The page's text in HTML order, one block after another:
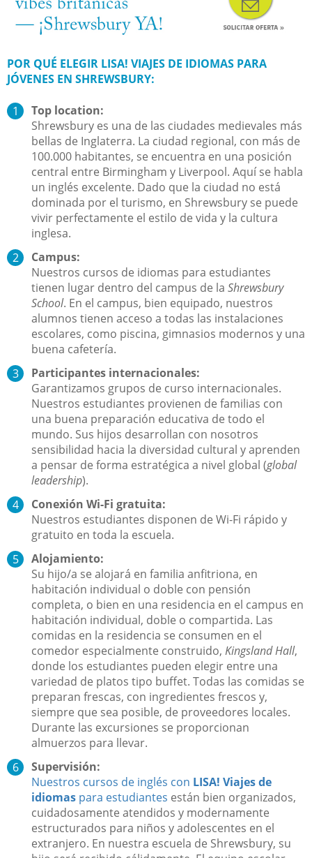
POR QUÉ ELEGIR LISA! VIAJES DE IDIOMAS PARA
JÓVENES EN SHREWSBURY:
Top location:
Shrewsbury es una de las ciudades medievales más
bellas de Inglaterra. La ciudad regional, con más de
100.000 habitantes, se encuentra en una posición
central entre Birmingham y Liverpool. Aquí se habla
un inglés excelente. Dado que la ciudad no está
dominada por el turismo, en Shrewsbury se puede
vivir perfectamente el estilo de vida y la cultura
inglesa.
Campus:
Nuestros cursos de idiomas para estudiantes
tienen lugar dentro del campus de la Shrewsbury
School. En el campus, bien equipado, nuestros
alumnos tienen acceso a todas las instalaciones
escolares, como piscina, gimnasios modernos y una
buena cafetería.
Participantes internacionales:
Garantizamos grupos de curso internacionales.
Nuestros estudiantes provienen de familias con
una buena preparación educativa de todo el
mundo. Sus hijos desarrollan con nosotros
sensibilidad hacia la diversidad cultural y aprenden
a pensar de forma estratégica a nivel global (global
leadership).
Conexión Wi-Fi gratuita:
Nuestros estudiantes disponen de Wi-Fi rápido y
gratuito en toda la escuela.
Alojamiento:
Su hijo/a se alojará en familia anfitriona, en
habitación individual o doble con pensión
completa, o bien en una residencia en el campus en
habitación individual, doble o compartida. Las
comidas en la residencia se consumen en el
comedor especialmente construido, Kingsland Hall,
donde los estudiantes pueden elegir entre una
variedad de platos tipo buffet. Todas las comidas se
preparan frescas, con ingredientes frescos y,
siempre que sea posible, de proveedores locales.
Durante las excursiones se proporcionan
almuerzos para llevar.
Supervisión:
Nuestros cursos de inglés con LISA! Viajes de
idiomas para estudiantes están bien organizados,
cuidadosamente atendidos y modernamente
estructurados para niños y adolescentes en el
extranjero. En nuestra escuela de Shrewsbury, su